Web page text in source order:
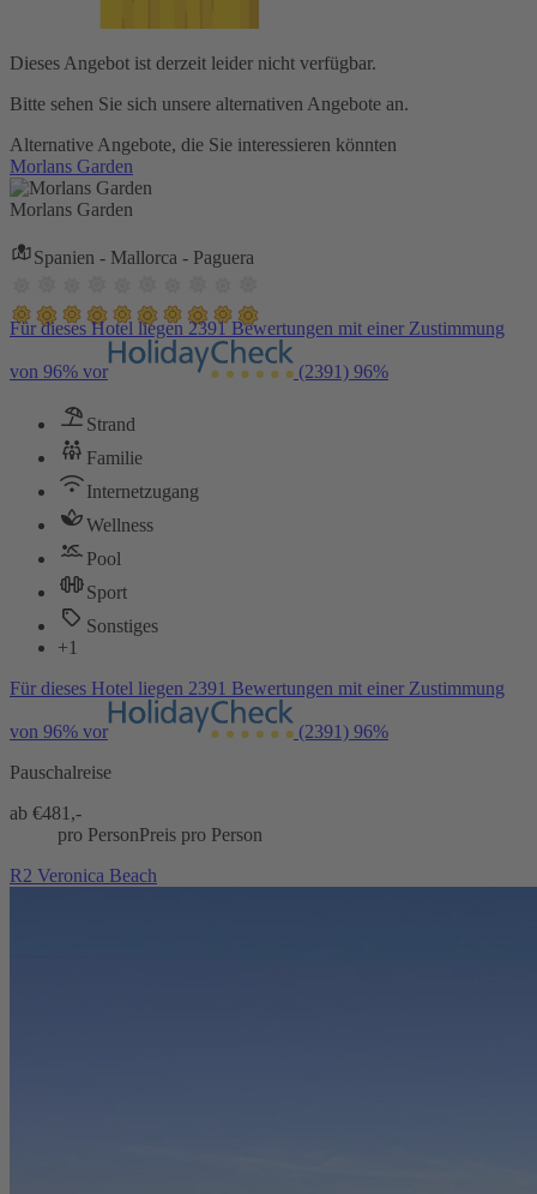
Dieses Angebot ist derzeit leider nicht verfügbar.
Bitte sehen Sie sich unsere alternativen Angebote an.
Alternative Angebote, die Sie interessieren könnten
Morlans Garden
Morlans Garden
Spanien - Mallorca - Paguera
Für dieses Hotel liegen 2391 Bewertungen mit einer Zustimmung
von 96% vor (2391) 96%
Strand
Familie
Internetzugang
Wellness
Pool
Sport
Sonstiges
+1
Für dieses Hotel liegen 2391 Bewertungen mit einer Zustimmung
von 96% vor (2391) 96%
Pauschalreise
ab €481,-
pro PersonPreis pro Person
R2 Veronica Beach